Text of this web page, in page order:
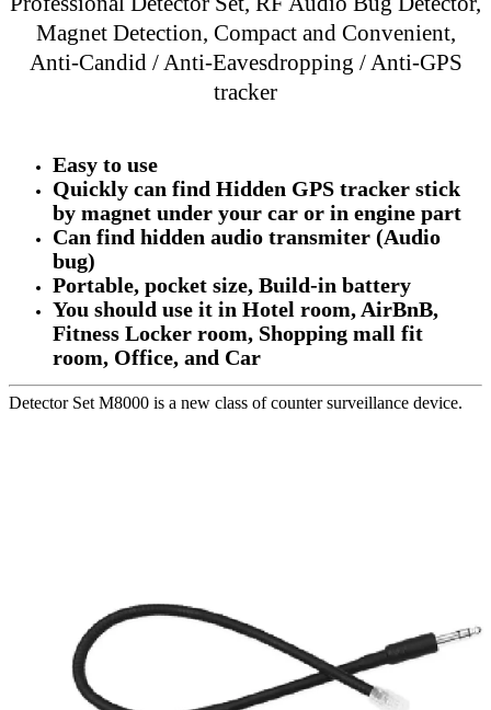
Magnet Detection, Compact and Convenient,
Anti-Candid / Anti-Eavesdropping / Anti-GPS
tracker
Easy to use
Quickly can find Hidden GPS tracker stick
by magnet under your car or in engine part
Can find hidden audio transmiter (Audio
bug)
Portable, pocket size, Build-in battery
You should use it in Hotel room, AirBnB,
Fitness Locker room, Shopping mall fit
room, Office, and Car
Detector Set M8000 is a new class of counter surveillance device.